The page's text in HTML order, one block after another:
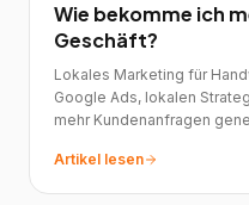
Wie bekomme ich
Geschäft?
Lokales Marketing für
Google Ads, lokalen
mehr Kundenanfragen
Artikel lesen